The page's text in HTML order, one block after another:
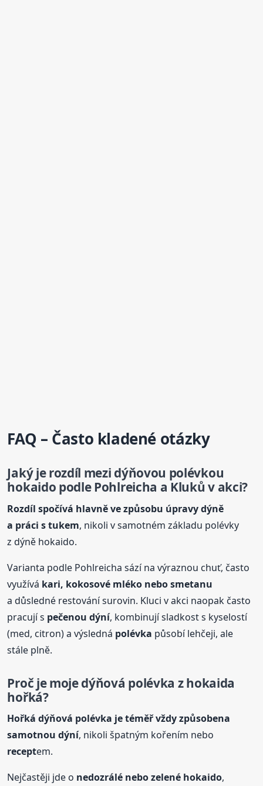
FAQ – Často kladené otázky
Jaký je rozdíl mezi dýňovou polévkou
hokaido podle Pohlreicha a Kluků v akci?
Rozdíl spočívá hlavně ve způsobu úpravy dýně
a práci s tukem, nikoli v samotném základu polévky
z dýně hokaido.
Varianta podle Pohlreicha sází na výraznou chuť, často
využívá kari, kokosové mléko nebo smetanu
a důsledné restování surovin. Kluci v akci naopak často
pracují s pečenou dýní, kombinují sladkost s kyselostí
(med, citron) a výsledná polévka působí lehčeji, ale
stále plně.
Proč je moje dýňová polévka z hokaida
hořká?
Hořká dýňová polévka je téměř vždy způsobena
samotnou dýní, nikoli špatným kořením nebo
receptem.
Nejčastěji jde o nedozrálé nebo zelené hokaido,